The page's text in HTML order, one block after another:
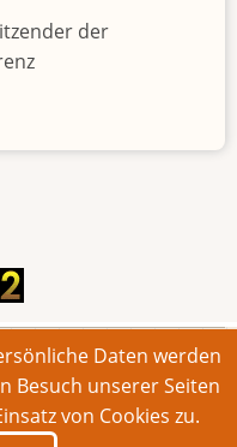
der
vorbehalten.
Daten werden
Besuch unserer Seiten
von Cookies zu.